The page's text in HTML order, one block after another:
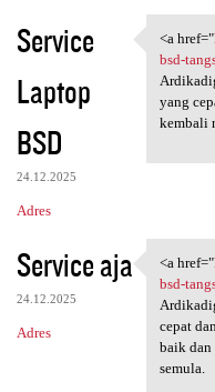
Service
Laptop
BSD
24.12.2025
Adres
<a
<a href="
bsd-
yang
kembali
Service aja
24.12.2025
Adres
<a
<a href="
bsd-
cepat
baik dan
semula.